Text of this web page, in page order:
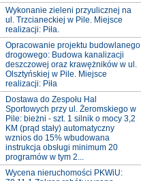
Wykonanie zieleni przyulicznej na
ul. Trzcianeckiej w Pile. Miejsce
realizacji: Piła.
Opracowanie projektu budowlanego
drogowego: Budowa kanalizacji
deszczowej oraz krawężników w ul.
Olsztyńskiej w Pile. Miejsce
realizacji: Piła
Dostawa do Zespołu Hal
Sportowych przy ul. Żeromskiego w
Pile: bieżni - szt. 1 silnik o mocy 3,2
KM (prąd stały) automatyczny
wznios do 15% wbudowana
instrukcja obsługi minimum 20
programów w tym 2...
Wycena nieruchomości PKWiU: